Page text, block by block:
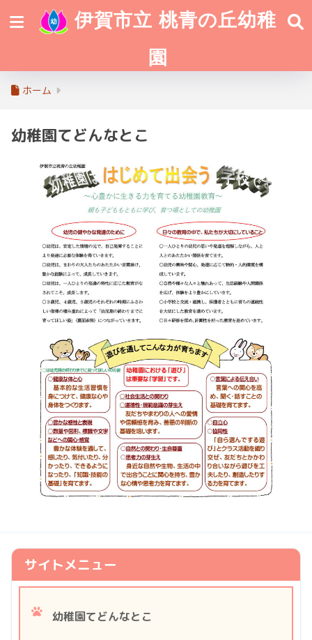
伊賀市立 桃青の丘幼稚
園
ホーム
幼稚園てどんなとこ
サイトメニュー
幼稚園てどんなとこ